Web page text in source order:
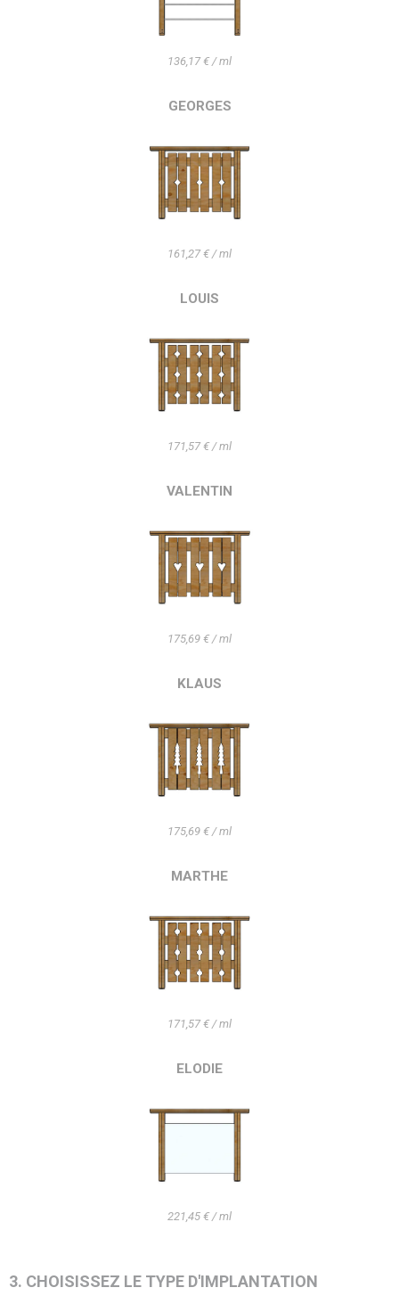
136,17 € / ml
GEORGES
161,27 € / ml
LOUIS
171,57 € / ml
VALENTIN
175,69 € / ml
KLAUS
175,69 € / ml
MARTHE
171,57 € / ml
ELODIE
221,45 € / ml
3. CHOISISSEZ LE TYPE D'IMPLANTATION